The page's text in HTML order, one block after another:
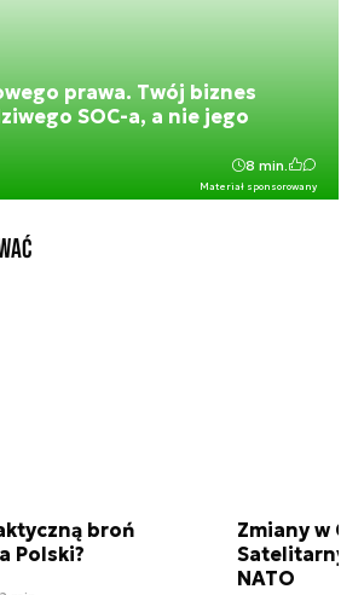
prawa. Twój biznes
SOC-a, a nie jego
Materiał sponsorowany
8 min.
broń
Polski?
Zmiany w
NATO